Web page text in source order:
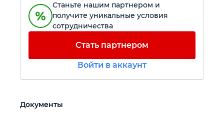
Силовое оборудование
Крепежный инструмент
Станьте нашим партнером и
получите уникальные условия
сотрудничества
Стать партнером
Войти в аккаунт
Документы